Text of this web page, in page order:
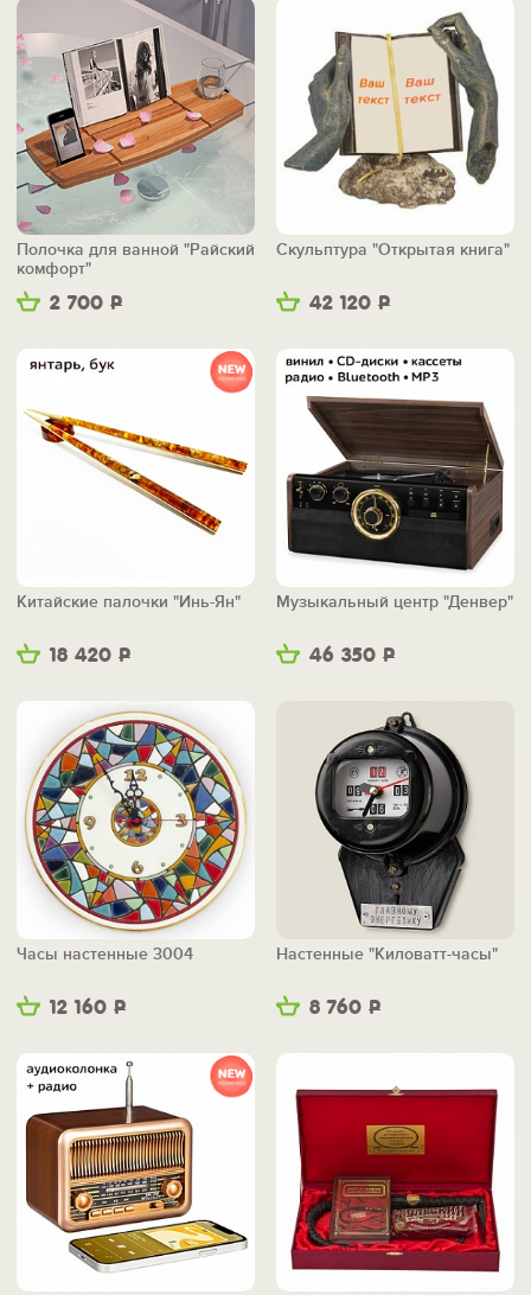
2 700 Р
Полочка для ванной "Райский
комфорт"
42 120 Р
Скульптура "Открытая книга"
18 420 Р
Китайские палочки "Инь-Ян"
46 350 Р
Музыкальный центр "Денвер"
12 160 Р
Часы настенные 3004
8 760 Р
Настенные "Киловатт-часы"